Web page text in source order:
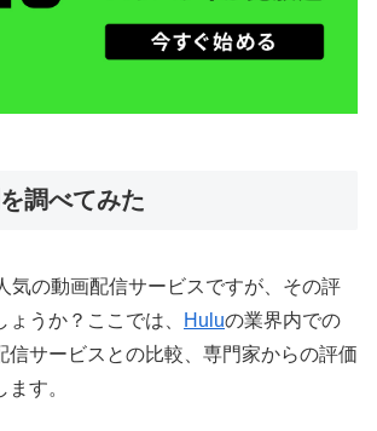
調べてみた
気の動画配信サービスですが、その評
うか？ここでは、
Huluの業界内での
信サービスとの比較、専門家からの評価
す。